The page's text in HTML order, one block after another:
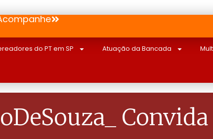
do PT em SP Atuação da Bancada